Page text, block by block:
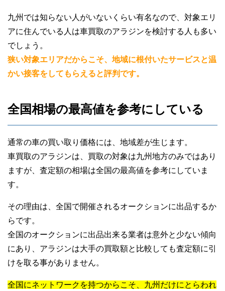
九州では知らない人がいないくらい有名なので、対象エリ
アに住んでいる人は車買取のアラジンを検討する人も多い
でしょう。
狭い対象エリアだからこそ、地域に根付いたサービスと温
かい接客をしてもらえると評判です。
全国相場の最高値を参考にしている
通常の車の買い取り価格には、地域差が生じます。
車買取のアラジンは、買取の対象は九州地方のみではあり
ますが、査定額の相場は全国の最高値を参考にしていま
す。
その理由は、全国で開催されるオークションに出品するか
らです。
全国のオークションに出品出来る業者は意外と少ない傾向
にあり、アラジンは大手の買取額と比較しても査定額に引
けを取る事がありません。
全国にネットワークを持つからこそ、九州だけにとらわれ